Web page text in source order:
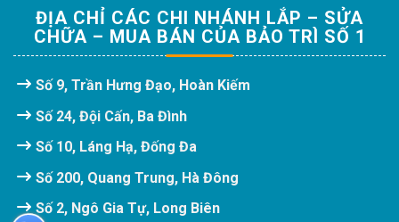
ĐỊA CHỈ CÁC CHI NHÁNH LẮP – SỬA
CHỮA – MUA BÁN CỦA BẢO TRÌ SỐ 1
Số 9, Trần Hưng Đạo, Hoàn Kiếm
Số 24, Đội Cấn, Ba Đình
Số 10, Láng Hạ, Đống Đa
Số 200, Quang Trung, Hà Đông
Số 2, Ngô Gia Tự, Long Biên